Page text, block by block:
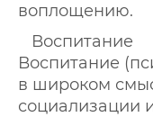
воплощению.
Воспитание
Воспитание
в широком
социализации